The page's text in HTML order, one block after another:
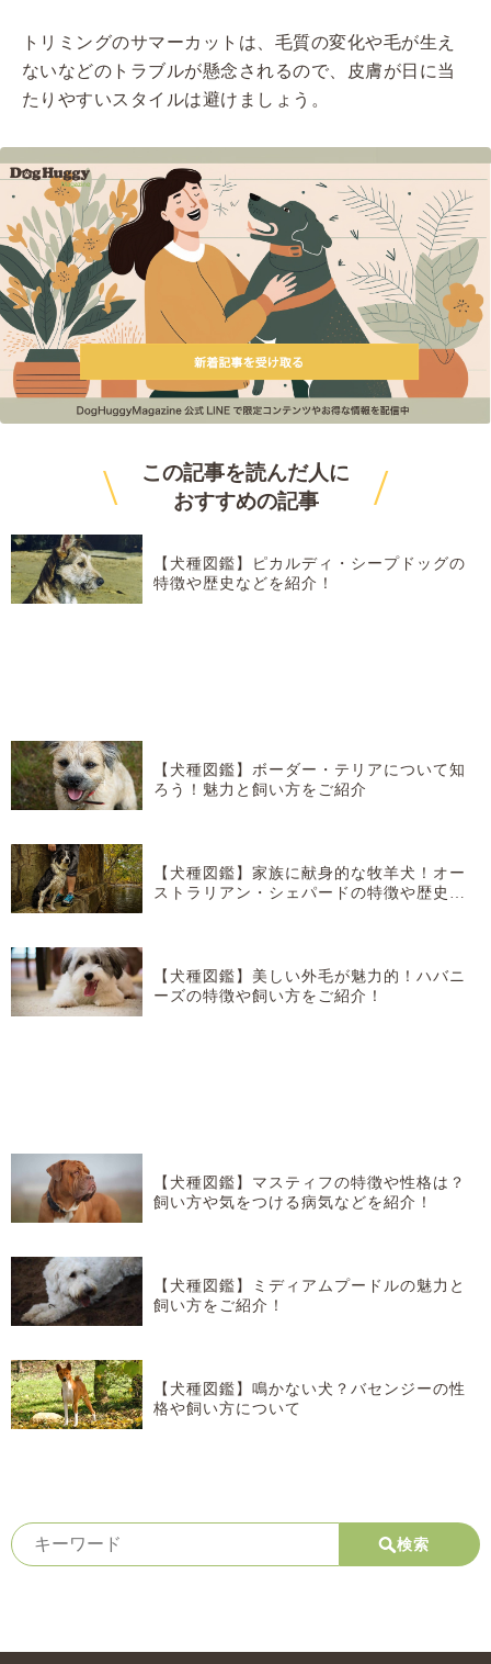
トリミングのサマーカットは、毛質の変化や毛が生え
ないなどのトラブルが懸念されるので、皮膚が日に当
たりやすいスタイルは避けましょう。
\
この記事を読んだ人に
おすすめの記事 /
【犬種図鑑】ピカルディ・シープドッグの
特徴や歴史などを紹介！
【犬種図鑑】ボーダー・テリアについて知
ろう！魅力と飼い方をご紹介
【犬種図鑑】家族に献身的な牧羊犬！オー
ストラリアン・シェパードの特徴や歴史な
【犬種図鑑】美しい外毛が魅力的！ハバニ
ーズの特徴や飼い方をご紹介！
【犬種図鑑】マスティフの特徴や性格は？
飼い方や気をつける病気などを紹介！
【犬種図鑑】ミディアムプードルの魅力と
飼い方をご紹介！
【犬種図鑑】鳴かない犬？バセンジーの性
格や飼い方について
検索